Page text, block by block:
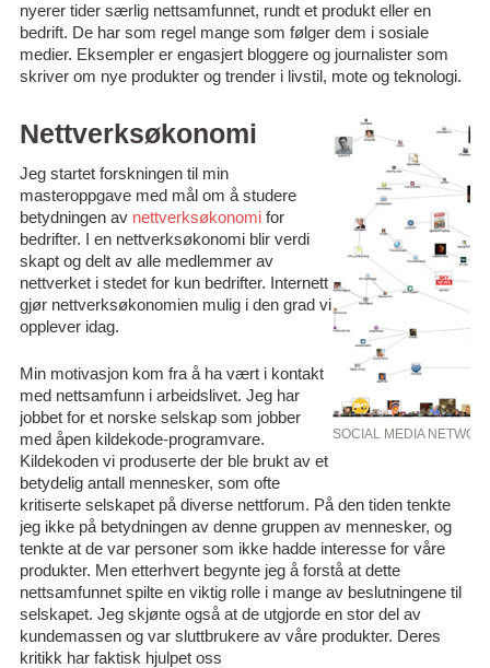
nyerer tider særlig nettsamfunnet, rundt et produkt eller en
bedrift. De har som regel mange som følger dem i sosiale
medier. Eksempler er engasjert bloggere og journalister som
skriver om nye produkter og trender i livstil, mote og teknologi.
SOCIAL MEDIA
Nettverksøkonomi
Jeg startet forskningen til min
masteroppgave med mål om å studere
betydningen av nettverksøkonomifor
bedrifter. I en nettverksøkonomi blir verdi
skapt og delt av alle medlemmer av
nettverket i stedet for kun bedrifter. Internett
gjør nettverksøkonomien mulig i den grad vi
opplever idag.
Min motivasjon kom fra å ha vært i kontakt
med nettsamfunn i arbeidslivet. Jeg har
jobbet for et norske selskap som jobber
med åpen kildekode-programvare.
Kildekoden vi produserte der ble brukt av et
betydelig antall mennesker, som ofte
kritiserte selskapet på diverse nettforum. På den tiden tenkte
jeg ikke på betydningen av denne gruppen av mennesker, og
tenkte at de var personer som ikke hadde interesse for våre
produkter. Men etterhvert begynte jeg å forstå at dette
nettsamfunnet spilte en viktig rolle i mange av beslutningene til
selskapet. Jeg skjønte også at de utgjorde en stor del av
kundemassen og var sluttbrukere av våre produkter. Deres
kritikk har faktisk hjulpet oss